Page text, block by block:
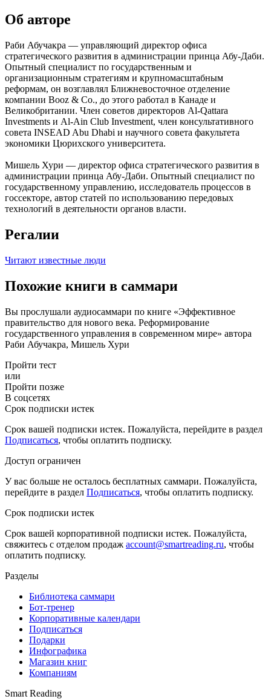
Об авторе
Раби Абучакра — управляющий директор офиса
стратегического развития в администрации принца Абу-Даби.
Опытный специалист по государственным и
организационным стратегиям и крупномасштабным
реформам, он возглавлял Ближневосточное отделение
компании Booz & Co., до этого работал в Канаде и
Великобритании. Член советов директоров Al-Qattara
Investments и Al-Ain Club Investment, член консультативного
совета INSEAD Abu Dhabi и научного совета факультета
экономики Цюрихского университета.
Мишель Хури — директор офиса стратегического развития в
администрации принца Абу-Даби. Опытный специалист по
государственному управлению, исследователь процессов в
госсекторе, автор статей по использованию передовых
технологий в деятельности органов власти.
Регалии
Читают известные люди
Похожие книги в саммари
Вы прослушали аудиосаммари по книге «Эффективное
правительство для нового века. Реформирование
государственного управления в современном мире» автора
Раби Абучакра, Мишель Хури
Пройти тест
или
Пройти позже
В соцсетях
Срок подписки истек
Срок вашей подписки истек. Пожалуйста, перейдите в раздел
Подписаться, чтобы оплатить подписку.
Доступ ограничен
У вас больше не осталось бесплатных саммари. Пожалуйста,
перейдите в раздел Подписаться, чтобы оплатить подписку.
Срок подписки истек
Срок вашей корпоративной подписки истек. Пожалуйста,
свяжитесь с отделом продаж account@smartreading.ru, чтобы
оплатить подписку.
Разделы
Библиотека саммари
Бот-тренер
Корпоративные календари
Подписаться
Подарки
Инфографика
Магазин книг
Компаниям
Smart Reading